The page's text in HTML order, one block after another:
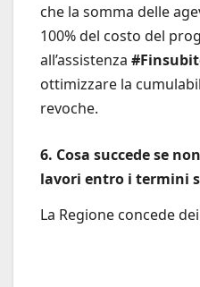
che la somma delle
100% del costo del
all’assistenza
ottimizzare la
revoche.
6. Cosa succede se
lavori entro i termini
La Regione concede